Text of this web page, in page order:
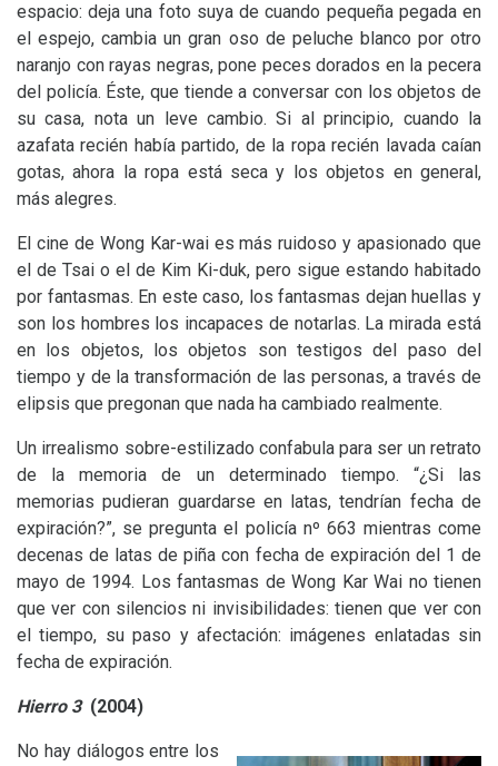
espacio: deja una foto suya de cuando pequeña pegada en
el espejo, cambia un gran oso de peluche blanco por otro
naranjo con rayas negras, pone peces dorados en la pecera
del policía. Éste, que tiende a conversar con los objetos de
su casa, nota un leve cambio. Si al principio, cuando la
azafata recién había partido, de la ropa recién lavada caían
gotas, ahora la ropa está seca y los objetos en general,
más alegres.
El cine de Wong Kar-wai es más ruidoso y apasionado que
el de Tsai o el de Kim Ki-duk, pero sigue estando habitado
por fantasmas. En este caso, los fantasmas dejan huellas y
son los hombres los incapaces de notarlas. La mirada está
en los objetos, los objetos son testigos del paso del
tiempo y de la transformación de las personas, a través de
elipsis que pregonan que nada ha cambiado realmente.
Un irrealismo sobre-estilizado confabula para ser un retrato
de la memoria de un determinado tiempo. “¿Si las
memorias pudieran guardarse en latas, tendrían fecha de
expiración?”, se pregunta el policía nº 663 mientras come
decenas de latas de piña con fecha de expiración del 1 de
mayo de 1994. Los fantasmas de Wong Kar Wai no tienen
que ver con silencios ni invisibilidades: tienen que ver con
el tiempo, su paso y afectación: imágenes enlatadas sin
fecha de expiración.
Hierro 3 (2004)
No hay diálogos entre los